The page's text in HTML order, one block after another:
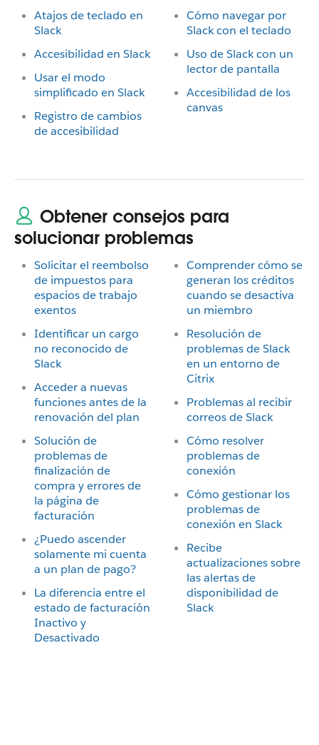
Atajos de teclado en
Slack
Accesibilidad en Slack
Usar el modo
simplificado en Slack
Registro de cambios
de accesibilidad
Cómo navegar por
Slack con el teclado
Uso de Slack con un
lector de pantalla
Accesibilidad de los
canvas
Obtener consejos para
solucionar problemas
Solicitar el reembolso
de impuestos para
espacios de trabajo
exentos
Identificar un cargo
no reconocido de
Slack
Acceder a nuevas
funciones antes de la
renovación del plan
Solución de
problemas de
finalización de
compra y errores de
la página de
facturación
¿Puedo ascender
solamente mi cuenta
a un plan de pago?
La diferencia entre el
estado de facturación
Inactivo y
Desactivado
Comprender cómo se
generan los créditos
cuando se desactiva
un miembro
Resolución de
problemas de Slack
en un entorno de
Citrix
Problemas al recibir
correos de Slack
Cómo resolver
problemas de
conexión
Cómo gestionar los
problemas de
conexión en Slack
Recibe
actualizaciones sobre
las alertas de
disponibilidad de
Slack